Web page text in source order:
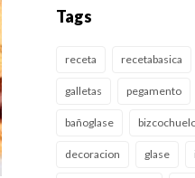
Tags
receta recetabasica
galletas pegamento
bañoglase
decoracion glase